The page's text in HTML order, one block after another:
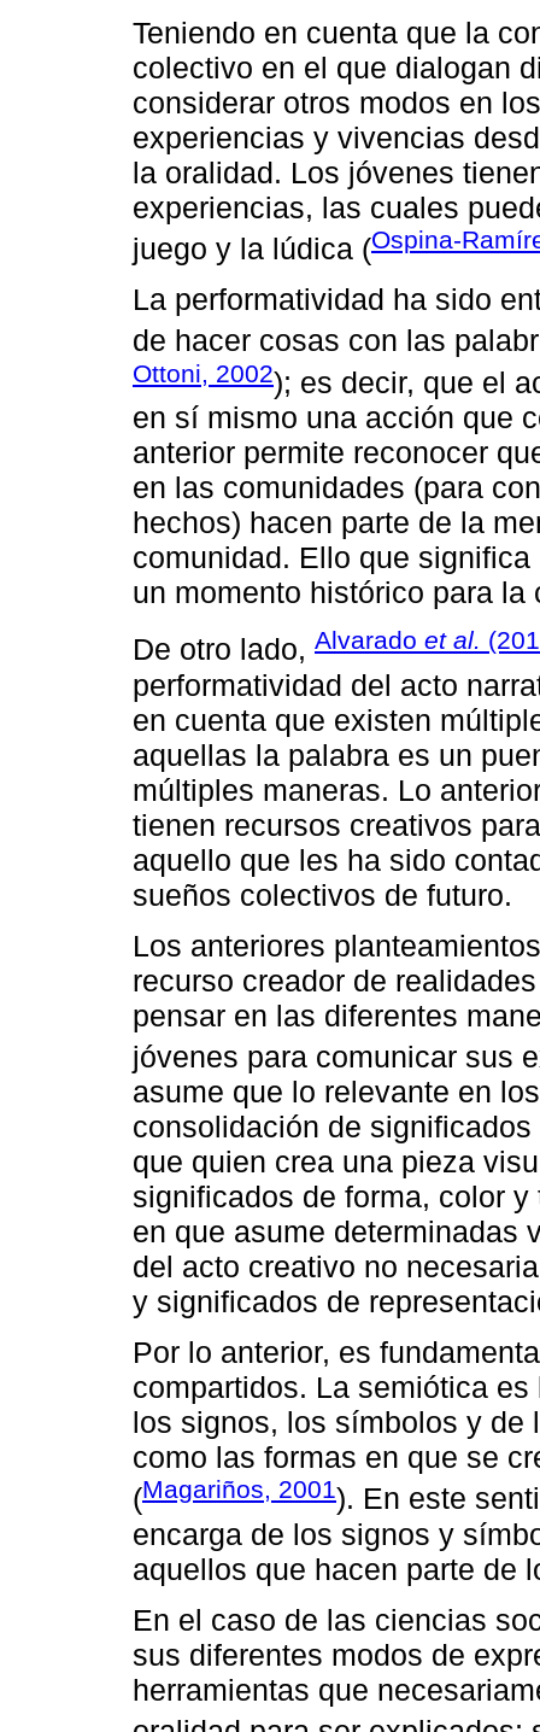
Teniendo en cuenta que la
colectivo en el que dialogan
considerar otros modos en
experiencias y vivencias
la oralidad. Los jóvenes
experiencias, las cuales
juego y la lúdica (Ospina-
La performatividad ha sido
de hacer cosas con las
Ottoni, 2002); es decir, que el
en sí mismo una acción que
anterior permite reconocer
en las comunidades (para
hechos) hacen parte de la
comunidad. Ello que
un momento histórico para la
De otro lado, Alvarado et al.
performatividad del acto
en cuenta que existen
aquellas la palabra es un
múltiples maneras. Lo
tienen recursos creativos
aquello que les ha sido
sueños colectivos de futuro.
Los anteriores
recurso creador de
pensar en las diferentes
jóvenes para comunicar sus
asume que lo relevante en
consolidación de
que quien crea una pieza
significados de forma, color
en que asume determinadas
del acto creativo no
y significados de
Por lo anterior, es
compartidos. La semiótica
los signos, los símbolos y de
como las formas en que se
(Magariños, 2001). En este
encarga de los signos y
aquellos que hacen parte de
En el caso de las ciencias
sus diferentes modos de
herramientas que